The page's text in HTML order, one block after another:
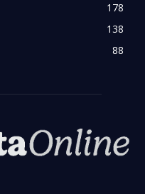
178
138
88